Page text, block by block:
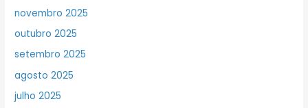
novembro 2025
outubro 2025
setembro 2025
agosto 2025
julho 2025